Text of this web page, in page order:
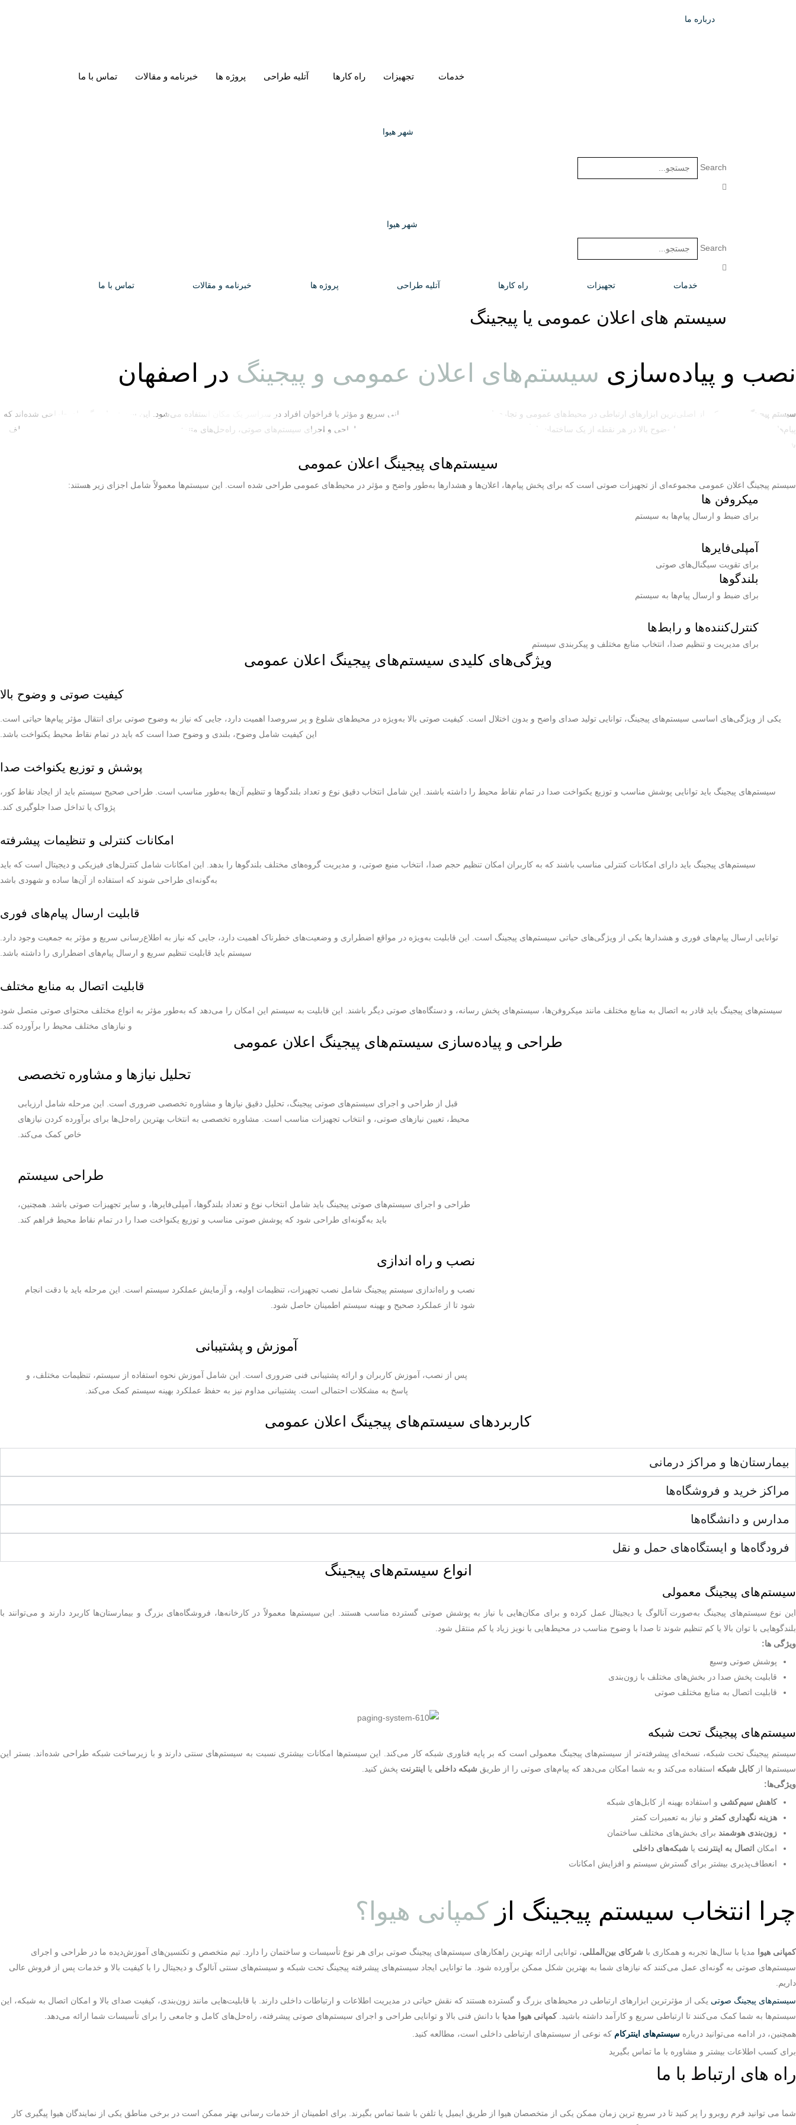
درباره ما
خدمات تجهیزات راه کارها آتلیه طراحی پروژه ها خبرنامه و مقالات تماس با ما
شهر هیوا
Search
شهر هیوا
Search
خدمات تجهیزات راه کارها آتلیه طراحی پروژه ها خبرنامه و مقالات تماس با ما
سیستم های اعلان عمومی یا پیجینگ
نصب و پیاده‌سازی سیستم‌های اعلان عمومی و پیجینگ در اصفهان
سیستم پیجینگ صوتی
یکی از اصلی‌ترین ابزارهای ارتباطی در محیط‌های عمومی و تجاری است که به منظور اطلاع‌رسانی سریع و مؤثر یا فراخوان افراد در سراسر یک مکان استفاده می‌شود. این سیستم‌ها به گونه‌ای طراحی شده‌اند که
پیام‌های صوتی را به طور شفاف و با وضوح بالا در هر نقطه از یک ساختمان یا تأسیسات پخش کنند.
با تخصص در طراحی و اجرای سیستم‌های صوتی، راه‌حل‌های متنوع و پیشرفته‌ای را ارائه می‌دهد که با نیازهای مختلف
شما سازگار است.
سیستم‌های پیجینگ اعلان عمومی
سیستم پیجینگ اعلان عمومی مجموعه‌ای از تجهیزات صوتی است که برای پخش پیام‌ها، اعلان‌ها و هشدارها به‌طور واضح و مؤثر در محیط‌های عمومی طراحی شده است. این سیستم‌ها معمولاً شامل اجزای زیر هستند:
میکروفن‌ ها
برای ضبط و ارسال پیام‌ها به سیستم
آمپلی‌فایرها
برای تقویت سیگنال‌های صوتی
بلندگوها
برای ضبط و ارسال پیام‌ها به سیستم
کنترل‌کننده‌ها و رابط‌ها
برای مدیریت و تنظیم صدا، انتخاب منابع مختلف و پیکربندی سیستم
ویژگی‌های کلیدی سیستم‌های پیجینگ اعلان عمومی
کیفیت صوتی و وضوح بالا
یکی از ویژگی‌های اساسی سیستم‌های پیجینگ، توانایی تولید صدای واضح و بدون اختلال است. کیفیت صوتی بالا به‌ویژه در محیط‌های شلوغ و پر سروصدا اهمیت دارد، جایی که نیاز به وضوح صوتی برای انتقال مؤثر پیام‌ها حیاتی است.
این کیفیت شامل وضوح، بلندی و وضوح صدا است که باید در تمام نقاط محیط یکنواخت باشد.
پوشش و توزیع یکنواخت صدا
سیستم‌های پیجینگ باید توانایی پوشش مناسب و توزیع یکنواخت صدا در تمام نقاط محیط را داشته باشند. این شامل انتخاب دقیق نوع و تعداد بلندگوها و تنظیم آن‌ها به‌طور مناسب است. طراحی صحیح سیستم باید از ایجاد نقاط کور،
پژواک یا تداخل صدا جلوگیری کند.
امکانات کنترلی و تنظیمات پیشرفته
سیستم‌های پیجینگ باید دارای امکانات کنترلی مناسب باشند که به کاربران امکان تنظیم حجم صدا، انتخاب منبع صوتی، و مدیریت گروه‌های مختلف بلندگوها را بدهد. این امکانات شامل کنترل‌های فیزیکی و دیجیتال است که باید
به‌گونه‌ای طراحی شوند که استفاده از آن‌ها ساده و شهودی باشد
قابلیت ارسال پیام‌های فوری
توانایی ارسال پیام‌های فوری و هشدارها یکی از ویژگی‌های حیاتی سیستم‌های پیجینگ است. این قابلیت به‌ویژه در مواقع اضطراری و وضعیت‌های خطرناک اهمیت دارد، جایی که نیاز به اطلاع‌رسانی سریع و مؤثر به جمعیت وجود دارد.
سیستم باید قابلیت تنظیم سریع و ارسال پیام‌های اضطراری را داشته باشد.
قابلیت اتصال به منابع مختلف
سیستم‌های پیجینگ باید قادر به اتصال به منابع مختلف مانند میکروفن‌ها، سیستم‌های پخش رسانه، و دستگاه‌های صوتی دیگر باشند. این قابلیت به سیستم این امکان را می‌دهد که به‌طور مؤثر به انواع مختلف محتوای صوتی متصل شود
و نیازهای مختلف محیط را برآورده کند.
طراحی و پیاده‌سازی سیستم‌های پیجینگ اعلان عمومی
تحلیل نیازها و مشاوره تخصصی
قبل از طراحی و اجرای سیستم‌های صوتی پیجینگ، تحلیل دقیق نیازها و مشاوره تخصصی ضروری است. این مرحله شامل ارزیابی
محیط، تعیین نیازهای صوتی، و انتخاب تجهیزات مناسب است. مشاوره تخصصی به انتخاب بهترین راه‌حل‌ها برای برآورده کردن نیازهای
خاص کمک می‌کند.
طراحی سیستم
طراحی و اجرای سیستم‌های صوتی پیجینگ باید شامل انتخاب نوع و تعداد بلندگوها، آمپلی‌فایرها، و سایر تجهیزات صوتی باشد. همچنین،
باید به‌گونه‌ای طراحی شود که پوشش صوتی مناسب و توزیع یکنواخت صدا را در تمام نقاط محیط فراهم کند.
نصب و راه اندازی
نصب و راه‌اندازی سیستم پیجینگ شامل نصب تجهیزات، تنظیمات اولیه، و آزمایش عملکرد سیستم است. این مرحله باید با دقت انجام
شود تا از عملکرد صحیح و بهینه سیستم اطمینان حاصل شود.
آموزش و پشتیبانی
پس از نصب، آموزش کاربران و ارائه پشتیبانی فنی ضروری است. این شامل آموزش نحوه استفاده از سیستم، تنظیمات مختلف، و
پاسخ به مشکلات احتمالی است. پشتیبانی مداوم نیز به حفظ عملکرد بهینه سیستم کمک می‌کند.
کاربردهای سیستم‌های پیجینگ اعلان عمومی
بیمارستان‌ها و مراکز درمانی
مراکز خرید و فروشگاه‌ها
مدارس و دانشگاه‌ها
فرودگاه‌ها و ایستگاه‌های حمل و نقل
انواع سیستم‌های پیجینگ
سیستم‌های پیجینگ معمولی
این نوع سیستم‌های پیجینگ به‌صورت آنالوگ یا دیجیتال عمل کرده و برای مکان‌هایی با نیاز به پوشش صوتی گسترده مناسب هستند. این سیستم‌ها معمولاً در کارخانه‌ها، فروشگاه‌های بزرگ و بیمارستان‌ها کاربرد دارند و می‌توانند با
بلندگوهایی با توان بالا یا کم تنظیم شوند تا صدا با وضوح مناسب در محیط‌هایی با نویز زیاد یا کم منتقل شود.
ویژگی ها:
پوشش صوتی وسیع
قابلیت پخش صدا در بخش‌های مختلف با زون‌بندی
قابلیت اتصال به منابع مختلف صوتی
سیستم‌های پیجینگ تحت شبکه
سیستم پیجینگ تحت شبکه، نسخه‌ای پیشرفته‌تر از سیستم‌های پیجینگ معمولی است که بر پایه فناوری شبکه کار می‌کند. این سیستم‌ها امکانات بیشتری نسبت به سیستم‌های سنتی دارند و با زیرساخت شبکه طراحی شده‌اند. بستر این
سیستم‌ها ازکابل شبکه استفاده می‌کند و به شما امکان می‌دهد که پیام‌های صوتی را از طریق شبکه داخلی یا اینترنت پخش کنید.
ویژگی‌ها:
کاهش سیم‌کشی و استفاده بهینه از کابل‌های شبکه
هزینه نگهداری کمتر و نیاز به تعمیرات کمتر
زون‌بندی هوشمند برای بخش‌های مختلف ساختمان
امکان اتصال به اینترنت یا شبکه‌های داخلی
انعطاف‌پذیری بیشتر برای گسترش سیستم و افزایش امکانات
چرا انتخاب سیستم پیجینگ ازکمپانی هیوا؟
کمپانی هیوا مدیا با سال‌ها تجربه و همکاری با شرکای بین‌المللی، توانایی ارائه بهترین راهکارهای سیستم‌های پیجینگ صوتی برای هر نوع تأسیسات و ساختمان را دارد. تیم متخصص و تکنسین‌های آموزش‌دیده ما در طراحی و اجرای
سیستم‌های صوتی به‌ گونه‌ای عمل می‌کنند که نیازهای شما به بهترین شکل ممکن برآورده شود. ما توانایی ایجاد سیستم‌های پیشرفته پیجینگ تحت شبکه و سیستم‌های سنتی آنالوگ و دیجیتال را با کیفیت بالا و خدمات پس از فروش عالی
داریم.
سیستم‌های پیجینگ صوتی یکی از مؤثرترین ابزارهای ارتباطی در محیط‌های بزرگ و گسترده هستند که نقش حیاتی در مدیریت اطلاعات و ارتباطات داخلی دارند. با قابلیت‌هایی مانند زون‌بندی، کیفیت صدای بالا و امکان اتصال به شبکه، این
سیستم‌ها به شما کمک می‌کنند تا ارتباطی سریع و کارآمد داشته باشید.کمپانی هیوا مدیا با دانش فنی بالا و توانایی طراحی و اجرای سیستم‌های صوتی پیشرفته، راه‌حل‌های کامل و جامعی را برای تأسیسات شما ارائه می‌دهد.
همچنین، در ادامه می‌توانید درباره سیستم‌های اینترکام که نوعی از سیستم‌های ارتباطی داخلی است، مطالعه کنید.
برای کسب اطلاعات بیشتر و مشاوره با ما تماس بگیرید
راه های ارتباط با ما
شما می توانید فرم روبرو را پر کنید تا در سریع ترین زمان ممکن یکی از متخصصان هیوا از طریق ایمیل یا تلفن با شما تماس بگیرند. برای اطمینان از خدمات رسانی بهتر ممکن است در برخی مناطق یکی از نمایندگان هیوا پیگیری کار